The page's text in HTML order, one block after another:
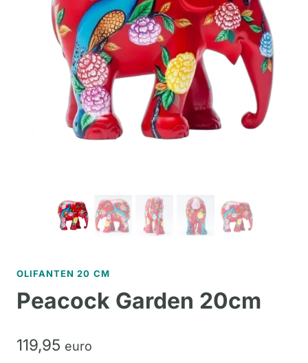
OLIFANTEN 20 CM
Peacock Garden 20cm
119,95 euro